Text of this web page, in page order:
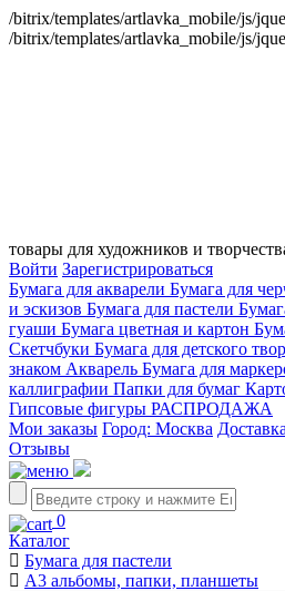
/bitrix/templates/artlavka_mobile/js/
/bitrix/templates/artlavka_mobile/js/
товары для художников и
Войти Зарегистрироваться
Бумага для акварели Бумага для
и эскизов Бумага для пастели
гуаши Бумага цветная и картон
Скетчбуки Бумага для детского
знаком Акварель Бумага для
каллиграфии Папки для бумаг
Гипсовые фигуры РАСПРОДАЖА
Мои заказы Город: Москва
Отзывы
0
Каталог
Бумага для пастели
А3 альбомы, папки, планшеты